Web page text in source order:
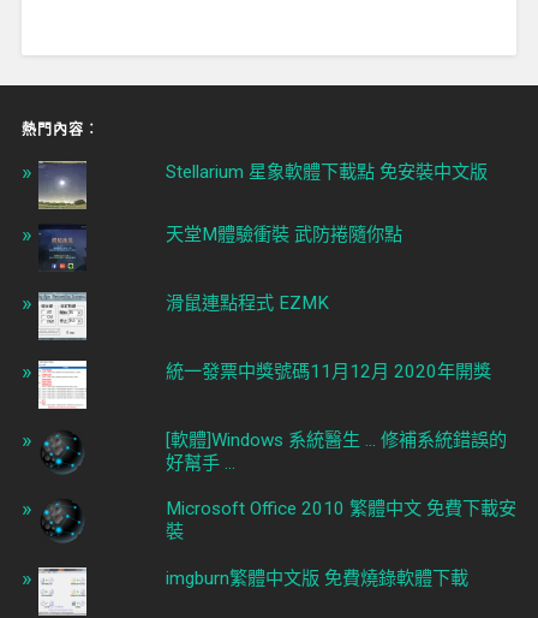
熱門內容︰
Stellarium 星象軟體下載點 免安裝中文版
天堂M體驗衝裝 武防捲隨你點
滑鼠連點程式 EZMK
統一發票中獎號碼11月12月 2020年開獎
[軟體]Windows 系統醫生 ... 修補系統錯誤的
好幫手 ...
Microsoft Office 2010 繁體中文 免費下載安
裝
imgburn繁體中文版 免費燒錄軟體下載